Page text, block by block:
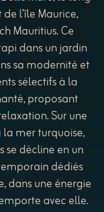
l’île Maurice,
Mauritius. Ce
dans un jardin
sa modernité et
sélectifs à la
proposant
Sur une
mer turquoise,
se décline en un
dédiés
dans une énergie
avec elle.